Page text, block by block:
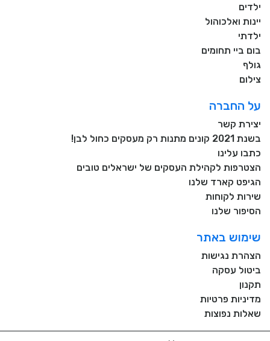
ילדים
יינות ואלכוהול
ילדתי
בום ביי תחומים
גולף
צילום
על החברה
יצירת קשר
בשנת 2021 קונים מתנות רק מעסקים כחול לבן!
כתבו עלינו
הצטרפות לקהילת העסקים של ישראלים טובים
הגיפט קארד שלנו
שירות לקוחות
הסיפור שלנו
שימוש באתר
הצהרת נגישות
ביטול עסקה
תקנון
מדיניות פרטיות
שאלות נפוצות